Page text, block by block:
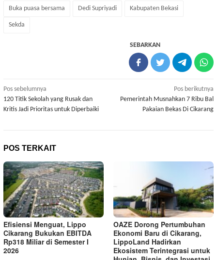
Buka puasa bersama Dedi Supriyadi Kabupaten Bekasi
Sekda
SEBARKAN
Navigasi
pos
Pos sebelumnya
120 Titik Sekolah yang Rusak dan
Kritis Jadi Prioritas untuk Diperbaiki
Pos berikutnya
Pemerintah Musnahkan 7 Ribu Bal
Pakaian Bekas Di Cikarang
POS TERKAIT
Efisiensi Menguat, Lippo
Cikarang Bukukan EBITDA
Rp318 Miliar di Semester I
2026
OAZE Dorong Pertumbuhan
Ekonomi Baru di Cikarang,
LippoLand Hadirkan
Ekosistem Terintegrasi untuk